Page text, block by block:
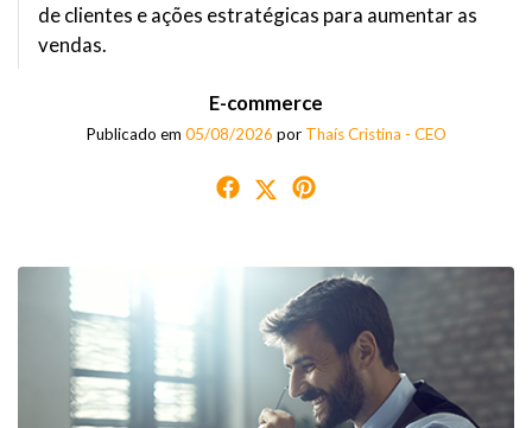
de clientes e ações estratégicas para aumentar as
vendas.
E-commerce
Publicado em 05/08/2026 por Thaís Cristina - CEO